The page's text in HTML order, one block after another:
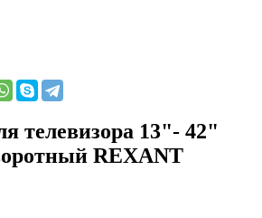
телевизора 13"- 42"
REXANT